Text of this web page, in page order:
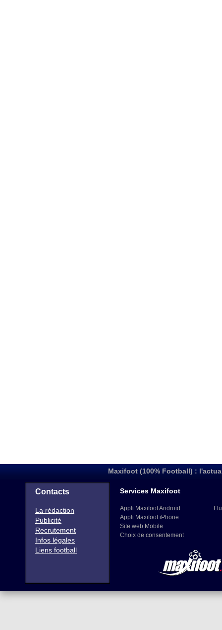
Maxifoot (100% Football) :
Contacts
La rédaction
Publicité
Recrutement
Infos légales
Liens football
Services Maxifoot
Appli Maxifoot Android
Appli Maxifoot iPhone
Site web Mobile
Choix de consentement